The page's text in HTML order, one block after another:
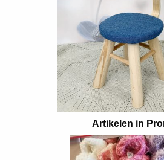
Artikelen in